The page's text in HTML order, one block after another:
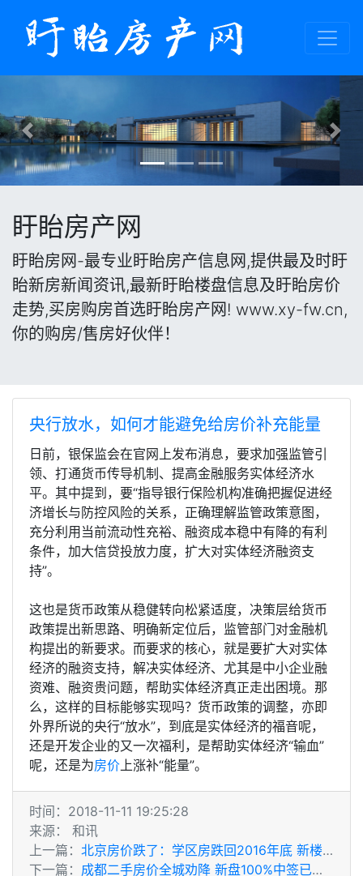
Previous
盱眙房产网
盱眙房网-最专业盱眙房产信息网,提供最及时盱
眙新房新闻资讯,最新盱眙楼盘信息及盱眙房价
走势,买房购房首选盱眙房产网! www.xy-fw.cn,
你的购房/售房好伙伴！
央行放水，如何才能避免给房价补充能量
日前，银保监会在官网上发布消息，要求加强监管引
领、打通货币传导机制、提高金融服务实体经济水
平。其中提到，要“指导银行保险机构准确把握促进经
济增长与防控风险的关系，正确理解监管政策意图，
充分利用当前流动性充裕、融资成本稳中有降的有利
条件，加大信贷投放力度，扩大对实体经济融资支
持”。
这也是货币政策从稳健转向松紧适度，决策层给货币
政策提出新思路、明确新定位后，监管部门对金融机
构提出的新要求。而要求的核心，就是要扩大对实体
经济的融资支持，解决实体经济、尤其是中小企业融
资难、融资贵问题，帮助实体经济真正走出困境。那
么，这样的目标能够实现吗？货币政策的调整，亦即
外界所说的央行“放水”，到底是实体经济的福音呢，
还是开发企业的又一次福利，是帮助实体经济“输血”
呢，还是为房价 上涨补“能量”。
时间：2018-11-11 19:25:28
来源： 和讯
上一篇： 北京房价跌了：学区房跌回2016年底 新楼打折促销.
下一篇： 成都二手房价全城劝降 新盘100%中签已成常态